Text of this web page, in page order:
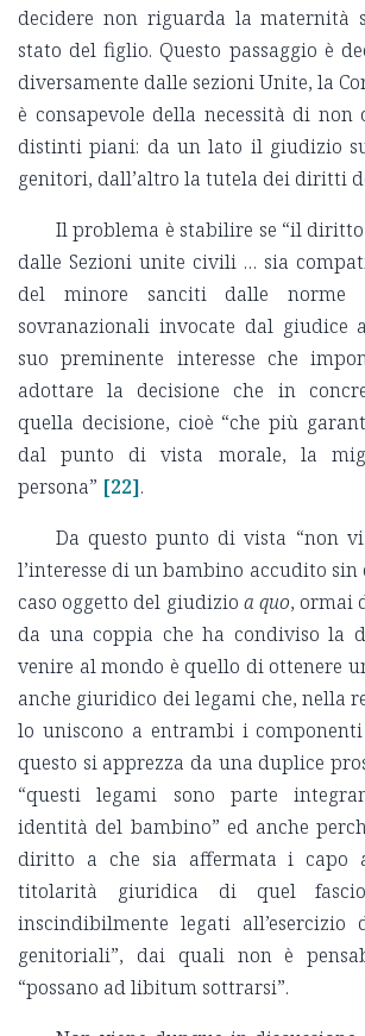
decidere non riguarda la maternità
stato del figlio. Questo passaggio è
diversamente dalle sezioni Unite, la
è consapevole della necessità di non
distinti piani: da un lato il giudizio
genitori, dall’altro la tutela dei diritti
Il problema è stabilire se “il diritto
dalle Sezioni unite civili … sia
del minore sanciti dalle norme
sovranazionali invocate dal giudice
suo preminente interesse che
adottare la decisione che in
quella decisione, cioè “che più
dal punto di vista morale, la
persona” [22].
Da questo punto di vista “non
l’interesse di un bambino accudito
caso oggetto del giudizio a quo, ormai
da una coppia che ha condiviso la
venire al mondo è quello di ottenere
anche giuridico dei legami che, nella
lo uniscono a entrambi i
questo si apprezza da una duplice
“questi legami sono parte
identità del bambino” ed anche
diritto a che sia affermata i capo
titolarità giuridica di quel
inscindibilmente legati all’esercizio
genitoriali”, dai quali non è
“possano ad libitum sottrarsi”.